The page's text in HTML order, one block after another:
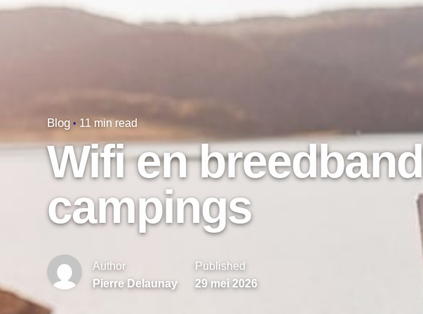
Blog 11 min read
Wifi en
campings
Author
Pierre Delaunay
Published
29 mei 2026